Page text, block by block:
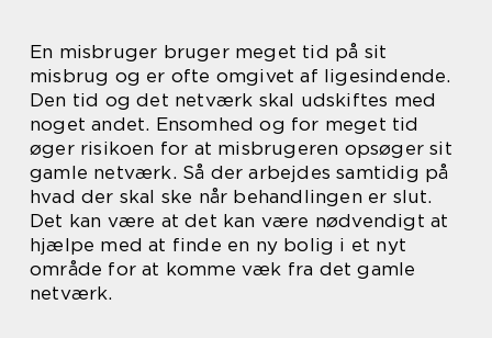
En misbruger bruger meget tid på sit
misbrug og er ofte omgivet af ligesindende.
Den tid og det netværk skal udskiftes med
noget andet. Ensomhed og for meget tid
øger risikoen for at misbrugeren opsøger sit
gamle netværk. Så der arbejdes samtidig på
hvad der skal ske når behandlingen er slut.
Det kan være at det kan være nødvendigt at
hjælpe med at finde en ny bolig i et nyt
område for at komme væk fra det gamle
netværk.